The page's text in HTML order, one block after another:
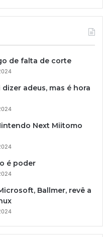
de falta de corte
dizer adeus, mas é hora
Next Miitomo
é poder
Ballmer, revê a